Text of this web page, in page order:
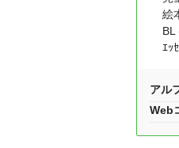
絵
BL
ｴｯ
アル
Web